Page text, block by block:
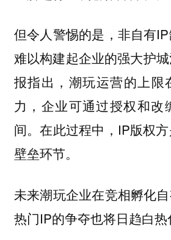
但令人警惕的是，非自有
难以构建起企业的强大护
报指出，潮玩运营的上限
力，企业可通过授权和改
间。在此过程中，IP版权
壁垒环节。
未来潮玩企业在竞相孵化
热门IP的争夺也将日趋白热